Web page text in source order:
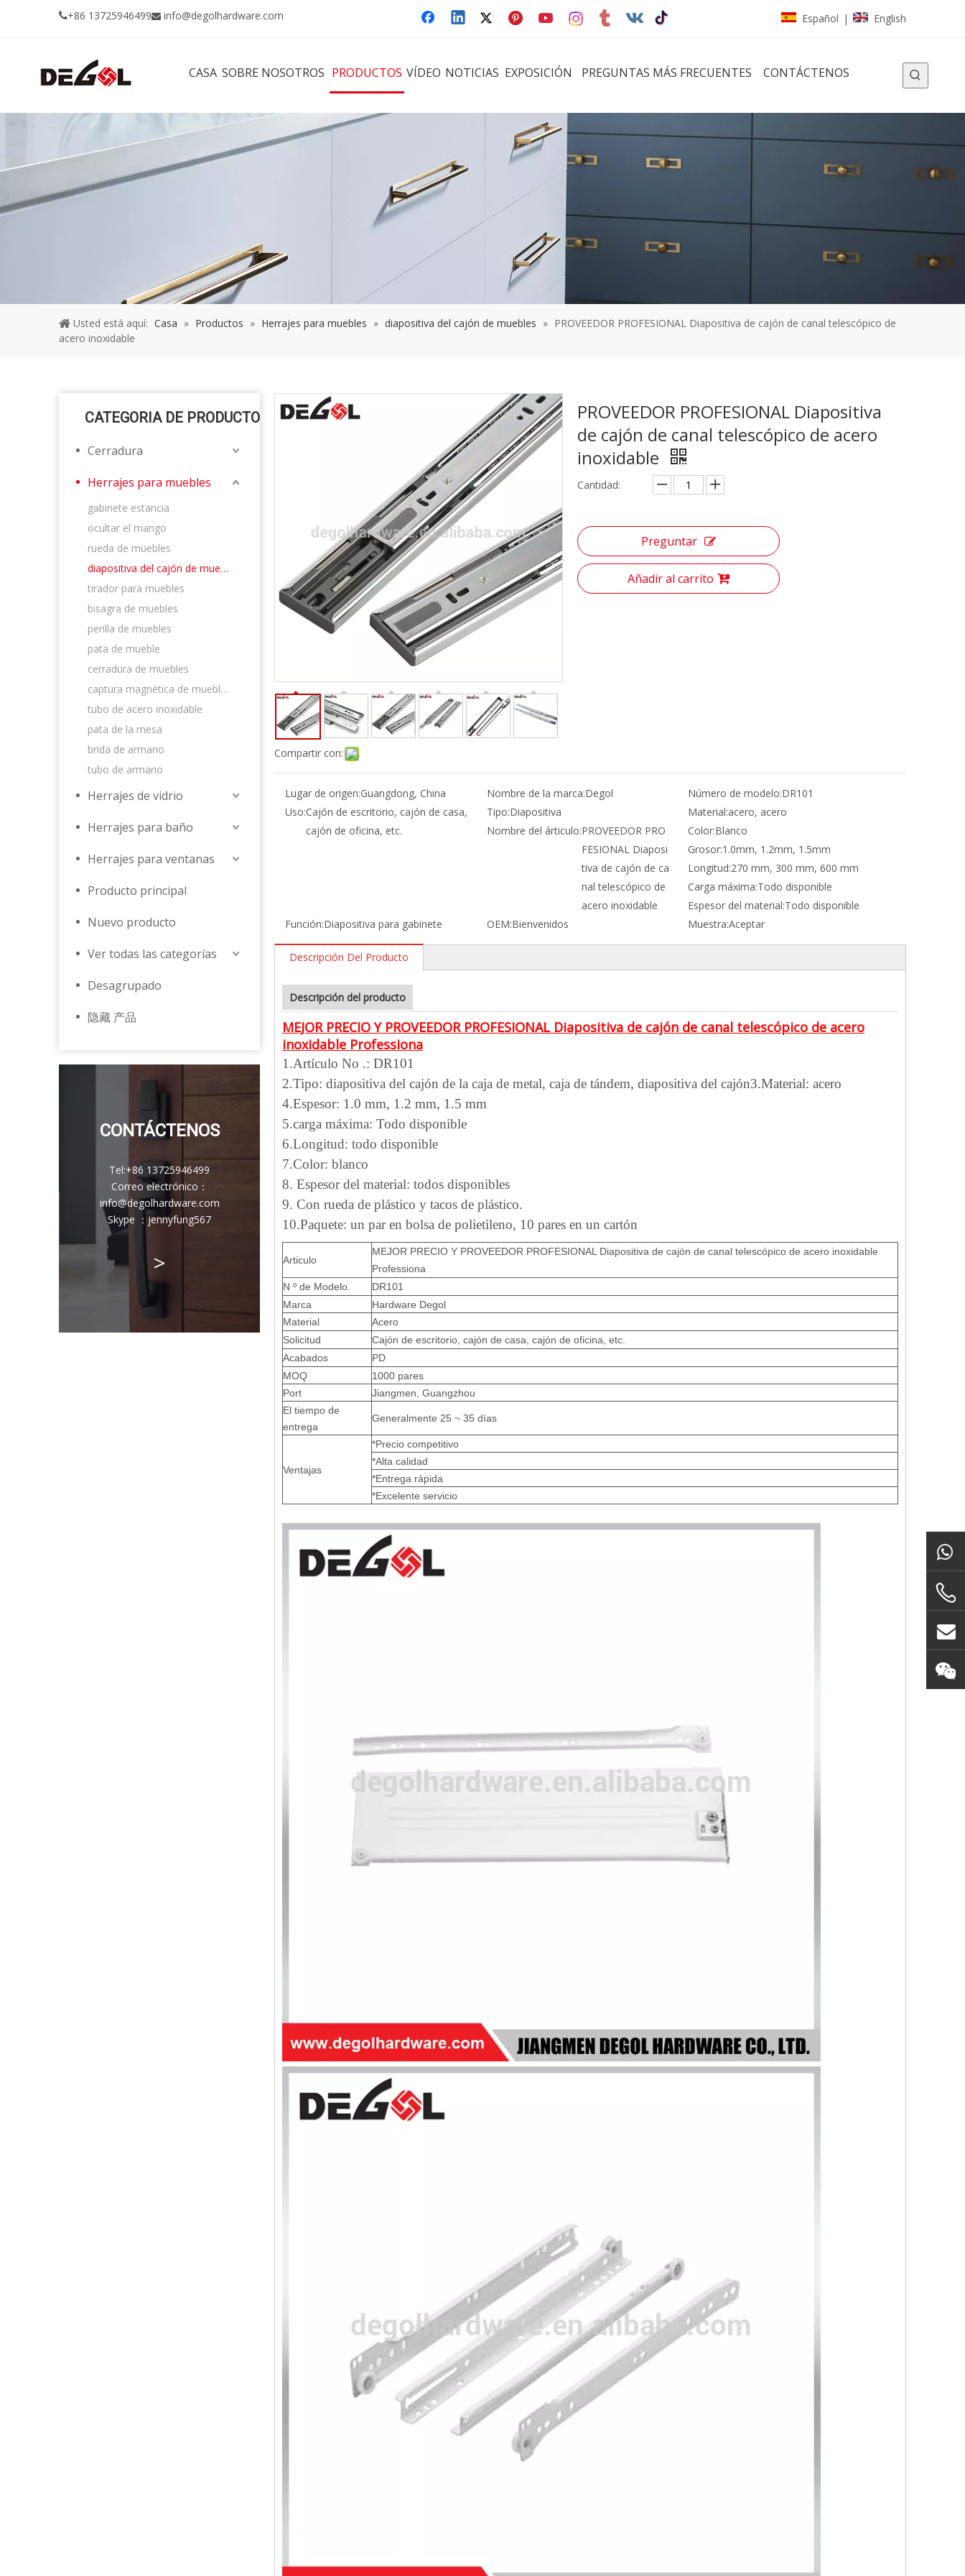
+86 13725946499 info@degolhardware.com Español | English
CASA SOBRE NOSOTROS PRODUCTOS VÍDEO NOTICIAS EXPOSICIÓN PREGUNTAS MÁS FRECUENTES CONTÁCTENOS
Usted está aquí: Casa » Productos » Herrajes para muebles » diapositiva del cajón de muebles » PROVEEDOR PROFESIONAL Diapositiva de cajón de canal telescópico de
acero inoxidable
CATEGORIA DE PRODUCTO
Cerradura
Herrajes para muebles
gabinete estancia
ocultar el mango
rueda de muebles
diapositiva del cajón de muebles
tirador para muebles
bisagra de muebles
perilla de muebles
pata de mueble
cerradura de muebles
captura magnética de muebles
tubo de acero inoxidable
pata de la mesa
brida de armario
tubo de armario
Herrajes de vidrio
Herrajes para baño
Herrajes para ventanas
Producto principal
Nuevo producto
Ver todas las categorías
Desagrupado
隐藏 产品
CONTÁCTENOS
Tel:+86 13725946499
Correo electrónico ：
info@degolhardware.com
Skype ：jennyfung567
>
Compartir con:
PROVEEDOR PROFESIONAL Diapositiva
de cajón de canal telescópico de acero
inoxidable
Cantidad:
Preguntar
Añadir al carrito
Lugar de origen:Guangdong, China Nombre de la marca:Degol Número de modelo:DR101
Uso:Cajón de escritorio, cajón de casa,
cajón de oficina, etc.
Tipo:Diapositiva Material:acero, acero
Nombre del árticulo:PROVEEDOR PRO
FESIONAL Diaposi
tiva de cajón de ca
nal telescópico de
acero inoxidable
Color:Blanco
Grosor:1.0mm, 1.2mm, 1.5mm
Longitud:270 mm, 300 mm, 600 mm
Carga máxima:Todo disponible
Espesor del material:Todo disponible
Función:Diapositiva para gabinete OEM:Bienvenidos Muestra:Aceptar
Descripción Del Producto
Descripción del producto
MEJOR PRECIO Y PROVEEDOR PROFESIONAL Diapositiva de cajón de canal telescópico de acero
inoxidable Professiona
1.Artículo No .: DR101
2.Tipo: diapositiva del cajón de la caja de metal, caja de tándem, diapositiva del cajón3.Material: acero
4.Espesor: 1.0 mm, 1.2 mm, 1.5 mm
5.carga máxima: Todo disponible
6.Longitud: todo disponible
7.Color: blanco
8. Espesor del material: todos disponibles
9. Con rueda de plástico y tacos de plástico.
10.Paquete: un par en bolsa de polietileno, 10 pares en un cartón
Articulo
MEJOR PRECIO Y PROVEEDOR PROFESIONAL Diapositiva de cajón de canal telescópico de acero inoxidable
Professiona
N º de Modelo.
DR101
Marca
Hardware Degol
Material
Acero
Solicitud
Cajón de escritorio, cajón de casa, cajón de oficina, etc.
Acabados
PD
MOQ
1000 pares
Port
Jiangmen, Guangzhou
El tiempo de
entrega
Generalmente 25 ~ 35 días
Ventajas
*Precio competitivo
*Alta calidad
*Entrega rápida
*Excelente servicio